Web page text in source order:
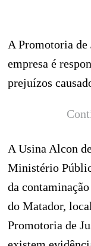
A Promotoria de
empresa é
prejuízos
A Usina Alcon
Ministério
da
do Matador,
Promotoria de